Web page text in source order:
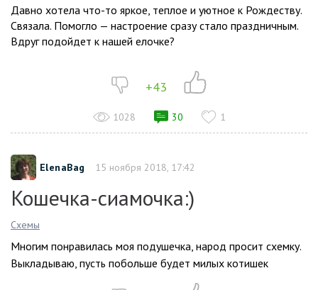
Давно хотела что-то яркое, теплое и уютное к Рождеству.
Связала. Помогло — настроение сразу стало праздничным.
Вдруг подойдет к нашей елочке?
+43
1028 30 1
ElenaBag 15 ноября 2018, 17:42
Кошечка-сиамочка:)
Схемы
Многим понравилась моя подушечка, народ просит схемку.
Выкладываю, пусть побольше будет милых котишек